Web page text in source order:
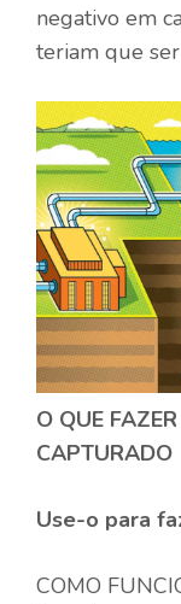
negativo em
teriam que
O QUE
CAPTURADO
Use-o para
COMO